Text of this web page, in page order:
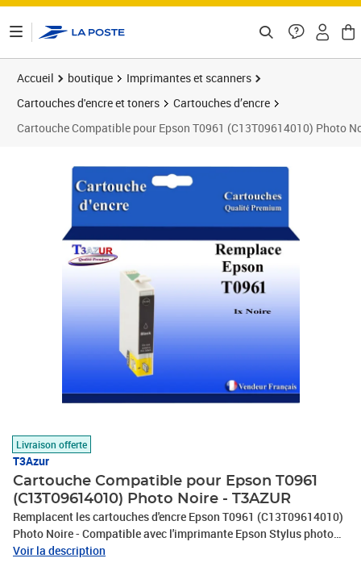
Accueil boutique
Imprimantes et scanners
Cartouches d'encre et toners
Cartouches d’encre
Cartouche Compatible pour Epson T0961 (C13T09614010) Photo
Livraison offerte
T3Azur
Cartouche Compatible pour Epson T0961
(C13T09614010) Photo Noire - T3AZUR
Remplacent les cartouches d'encre Epson T0961 (C13T09614010)
Photo Noire - Compatible avec l'imprimante Epson Stylus photo
R2880 - Ce lot comprend: 1 Photo Noire (13ml) avec un rendement
Voir la description